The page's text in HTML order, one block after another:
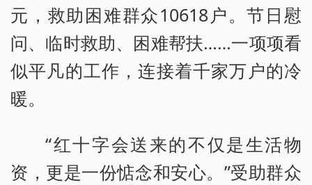
元，救助困难群众10618户。节日慰
问、临时救助、困难帮扶……一项项看
似平凡的工作，连接着千家万户的冷
暖。
“红十字会送来的不仅是生活物
资，更是一份惦念和安心。”受助群众